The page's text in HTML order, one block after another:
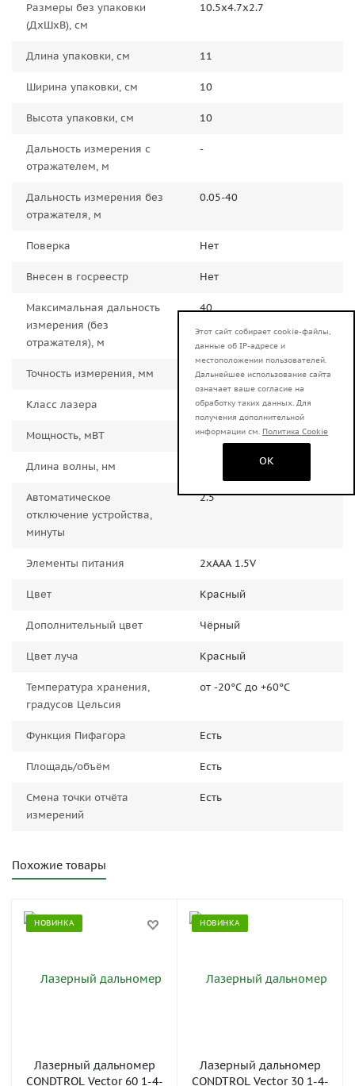
Размеры без упаковки
(ДxШxВ), см
10.5x4.7x2.7
Длина упаковки, см 11
Ширина упаковки, см 10
Высота упаковки, см 10
Дальность измерения с
отражателем, м
-
Дальность измерения без
отражателя, м
0.05-40
Поверка Нет
Внесен в госреестр Нет
Максимальная дальность
измерения (без
отражателя), м
40
Точность измерения, мм +-1.5 мм
Класс лазера 2
Мощность, мВТ <1
Длина волны, нм
Автоматическое
отключение устройства,
минуты
2.5
Элементы питания 2xААА 1.5V
Цвет Красный
Дополнительный цвет Чёрный
Цвет луча Красный
Температура хранения,
градусов Цельсия
от -20°С до +60°С
Функция Пифагора Есть
Площадь/объём Есть
Смена точки отчёта
измерений
Есть
Похожие товары
НОВИНКА
Лазерный дальномер
CONDTROL Vector 60 1-4-
НОВИНКА
Лазерный дальномер
CONDTROL Vector 30 1-4-
Этот сайт собирает cookie-файлы,
данные об IP-адресе и
местоположении пользователей.
Дальнейшее использование сайта
означает ваше согласие на
обработку таких данных. Для
получения дополнительной
информации см. Политика Cookie
OK